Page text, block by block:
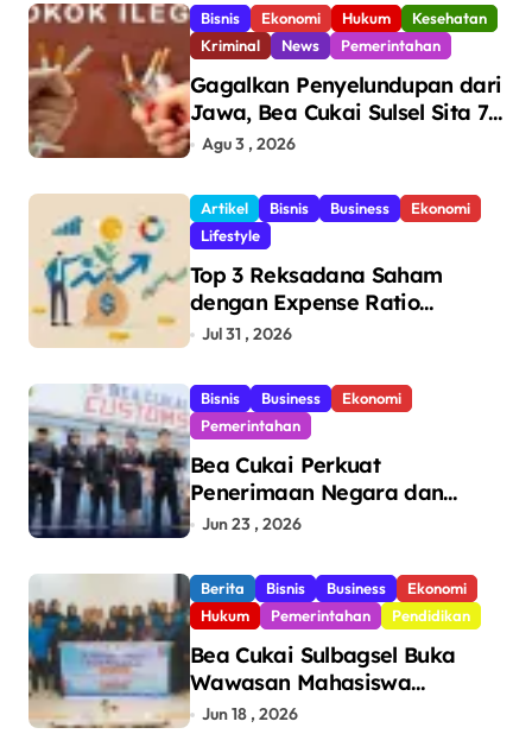
Bisnis Ekonomi Hukum
Kesehatan
Kriminal
News Pemerintahan
Gagalkan Penyelundupan dari
Jawa, Bea Cukai Sulsel Sita 7,8
Juta Batang Rokok Ilegal
Makassar
Agu 3 , 2026
Artikel Bisnis Business
Ekonomi
Lifestyle
Top 3 Reksadana Saham
dengan Expense Ratio
Terendah
Jul 31 , 2026
Bisnis Business
Ekonomi
Pemerintahan
Bea Cukai Perkuat
Penerimaan Negara dan
Pengawasan, Setor Rp123,8
Jun 23 , 2026
Berita Bisnis Business
Ekonomi
Hukum
Pemerintahan Pendidikan
Bea Cukai Sulbagsel Buka
Wawasan Mahasiswa
Politeknik Bosowa tentang
Jun 18 , 2026